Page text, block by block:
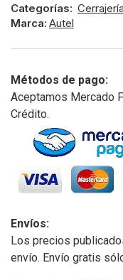
Categorías:
Marca: Autel
Métodos de pago:
Aceptamos Mercado
Crédito.
Envíos:
Los precios
envío. Envío gratis